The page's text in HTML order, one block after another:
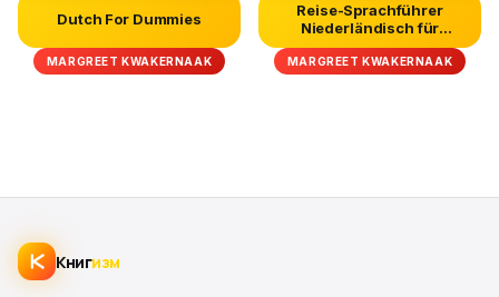
Dutch For Dummies
MARGREET KWAKERNAAK
Reise-Sprachführer
Niederländisch für
Dummies
MARGREET KWAKERNAAK
Книгизм